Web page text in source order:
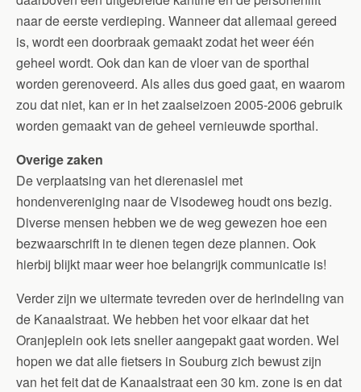
naar de eerste verdieping. Wanneer dat allemaal gereed
is, wordt een doorbraak gemaakt zodat het weer één
geheel wordt. Ook dan kan de vloer van de sporthal
worden gerenoveerd. Als alles dus goed gaat, en waarom
zou dat niet, kan er in het zaalseizoen 2005-2006 gebruik
worden gemaakt van de geheel vernieuwde sporthal.
Overige zaken
De verplaatsing van het dierenasiel met
hondenvereniging naar de Visodeweg houdt ons bezig.
Diverse mensen hebben we de weg gewezen hoe een
bezwaarschrift in te dienen tegen deze plannen. Ook
hierbij blijkt maar weer hoe belangrijk communicatie is!
Verder zijn we uitermate tevreden over de herindeling van
de Kanaalstraat. We hebben het voor elkaar dat het
Oranjeplein ook iets sneller aangepakt gaat worden. Wel
hopen we dat alle fietsers in Souburg zich bewust zijn
van het feit dat de Kanaalstraat een 30 km. zone is en dat